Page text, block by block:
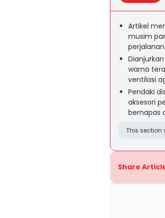
Artikel
musim
warna
ventilasi
Pendaki
aksesori
bernapas
This section
Share